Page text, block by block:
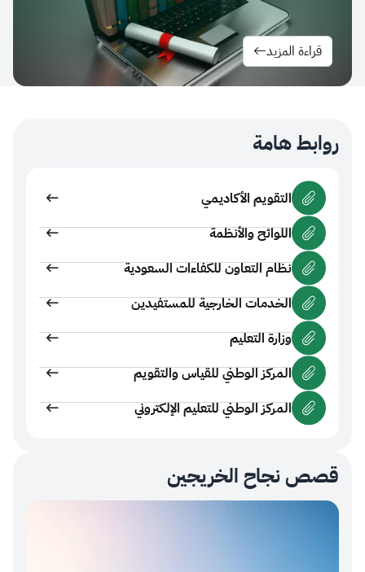
المزيد
هامة
التقويم الأكاديمي
اللوائح والأنظمة
نظام التعاون للكفاءات السعودية
الخدمات الخارجية للمستفيدين
وزارة التعليم
المركز الوطني للقياس والتقويم
المركز الوطني للتعليم الإلكتروني
نجاح الخريجين